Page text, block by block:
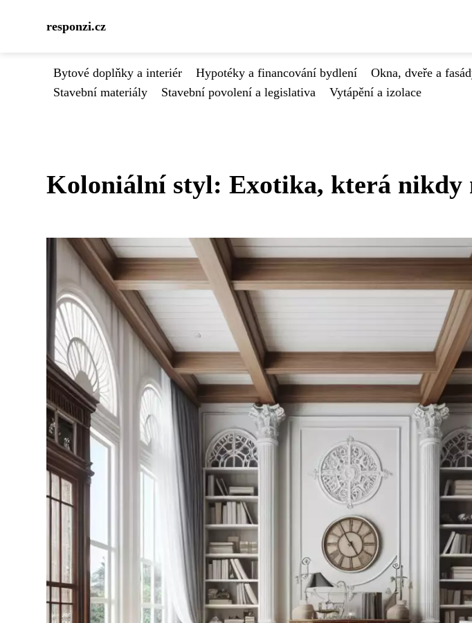
responzi.cz
Bytové doplňky a interiér Hypotéky a financování bydlení Okna, dveře a
Stavební materiály
Stavební povolení a legislativa Vytápění a izolace
Koloniální styl: Exotika, která nikdy